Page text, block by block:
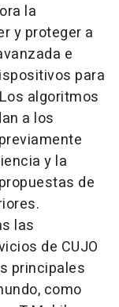
la
y proteger a
e
para
algoritmos
a los
y la
de
las
de CUJO
principales
como